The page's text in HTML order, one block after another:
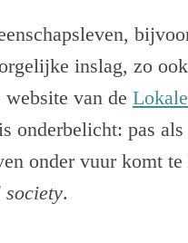
inslag, zo
van de
onderbelicht: pas
onder vuur komt
.